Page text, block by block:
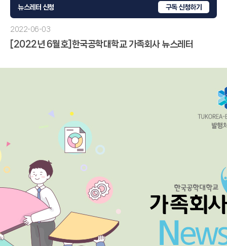
뉴스레터 신청 구독 신청하기
2022-06-03
[2022년 6월호]한국공학대학교 가족회사 뉴스레터